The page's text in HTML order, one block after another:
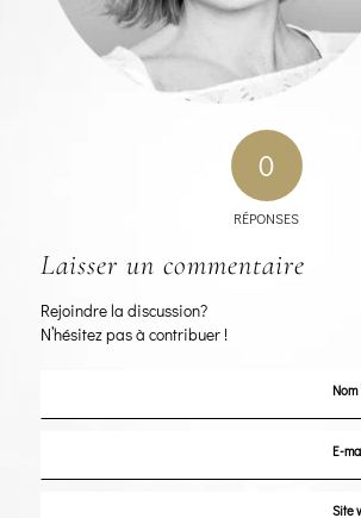
0
RÉPONSES
Laisser un commentaire
Rejoindre la discussion?
N’hésitez pas à contribuer !
Nom
E-
Site